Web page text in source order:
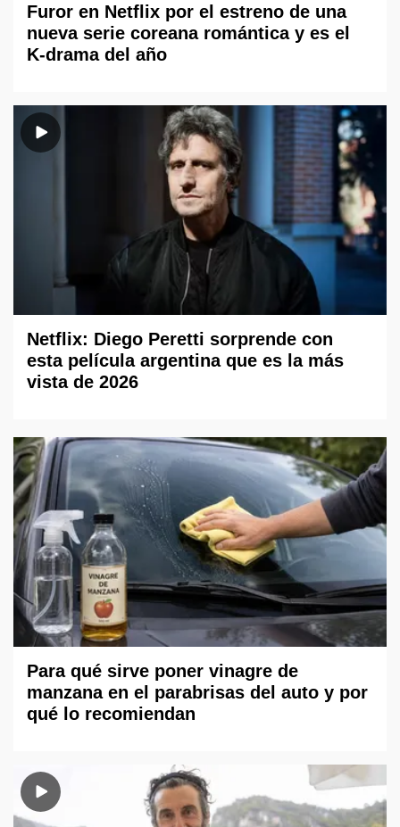
Furor en Netflix por el estreno de una
nueva serie coreana romántica y es el
K-drama del año
Netflix: Diego Peretti sorprende con
esta película argentina que es la más
vista de 2026
Para qué sirve poner vinagre de
manzana en el parabrisas del auto y por
qué lo recomiendan